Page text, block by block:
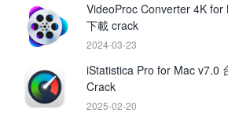
VideoProc Converter 4K for
下載 crack
2024-03-23
iStatistica Pro for Mac v7.0
Crack
2025-02-20